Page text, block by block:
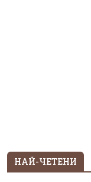
НАЙ-ЧЕТЕНИ